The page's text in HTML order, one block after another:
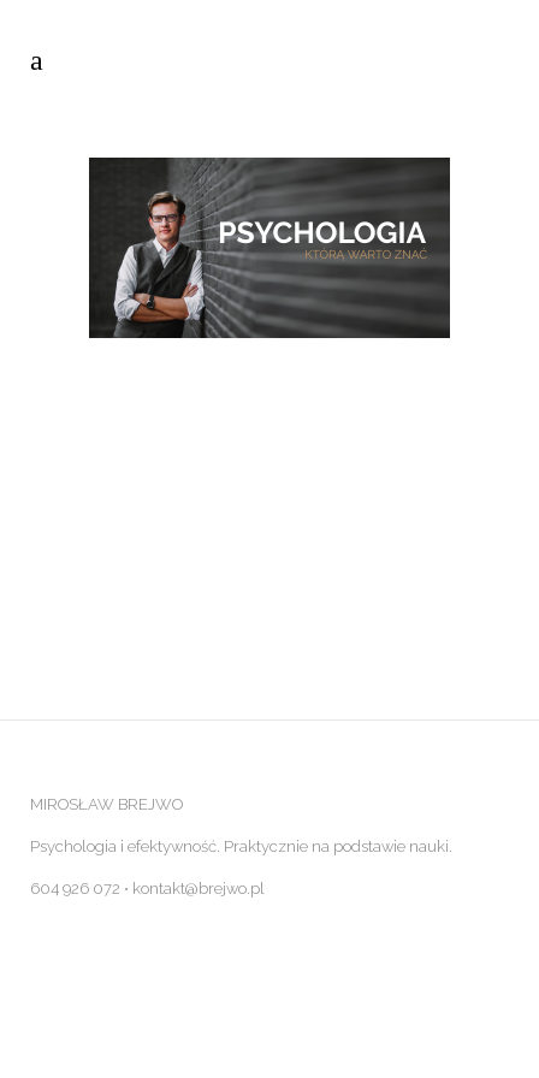
MIROSŁAW BREJWO
Psychologia i efektywność. Praktycznie na podstawie nauki.
604 926 072 ⋅ kontakt@brejwo.pl